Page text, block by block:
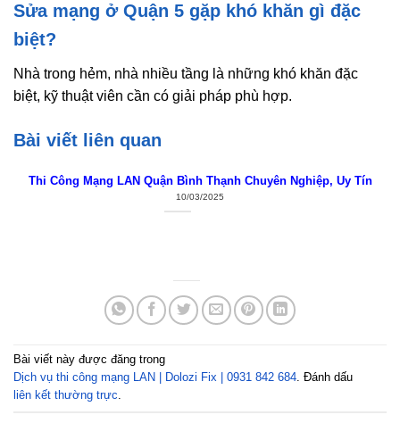
Sửa mạng ở Quận 5 gặp khó khăn gì đặc
biệt?
Nhà trong hẻm, nhà nhiều tầng là những khó khăn đặc
biệt, kỹ thuật viên cần có giải pháp phù hợp.
Bài viết liên quan
Thi Công Mạng LAN Quận Bình Thạnh Chuyên Nghiệp, Uy Tín
10/03/2025
Bài viết này được đăng trong
Dịch vụ thi công mạng LAN | Dolozi Fix | 0931 842 684. Đánh dấu
liên kết thường trực.